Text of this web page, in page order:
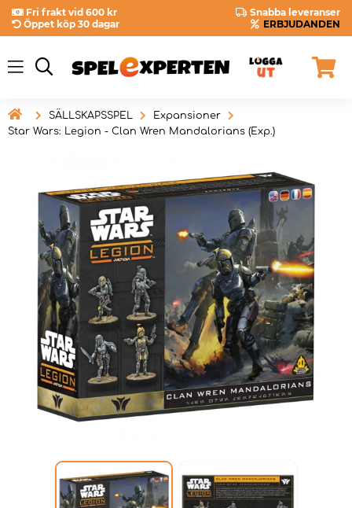
Fri frakt vid 600 kr
Snabba leveranser
Öppet köp 30 dagar
ERBJUDANDEN
 SÄLLSKAPSSPEL
Expansioner
Star Wars: Legion - Clan Wren Mandalorians (Exp.)